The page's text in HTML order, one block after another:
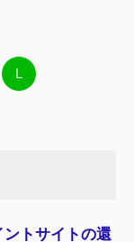
L
ントサイトの還